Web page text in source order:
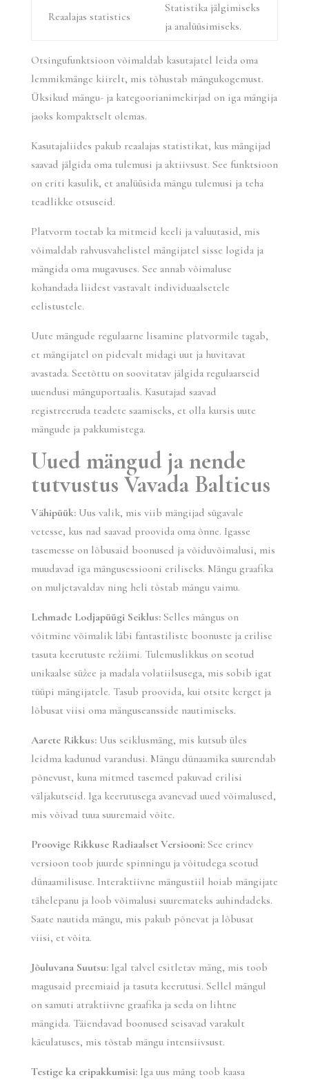
Reaalajas statistics
Statistika jälgimiseks
ja analüüsimiseks.
Otsingufunktsioon võimaldab kasutajatel leida oma
lemmikmänge kiirelt, mis tõhustab mängukogemust.
Üksikud mängu- ja kategoorianimekirjad on iga mängija
jaoks kompaktselt olemas.
Kasutajaliides pakub reaalajas statistikat, kus mängijad
saavad jälgida oma tulemusi ja aktiivsust. See funktsioon
on eriti kasulik, et analüüsida mängu tulemusi ja teha
teadlikke otsuseid.
Platvorm toetab ka mitmeid keeli ja valuutasid, mis
võimaldab rahvusvahelistel mängijatel sisse logida ja
mängida oma mugavuses. See annab võimaluse
kohandada liidest vastavalt individuaalsetele
eelistustele.
Uute mängude regulaarne lisamine platvormile tagab,
et mängijatel on pidevalt midagi uut ja huvitavat
avastada. Seetõttu on soovitatav jälgida regulaarseid
uuendusi mänguportaalis. Kasutajad saavad
registreeruda teadete saamiseks, et olla kursis uute
mängude ja pakkumistega.
Uued mängud ja nende
tutvustus Vavada Balticus
Vähipüük:Uus valik, mis viib mängijad sügavale
vetesse, kus nad saavad proovida oma õnne. Igasse
tasemesse on lõbusaid boonused ja võiduvõimalusi, mis
muudavad iga mängusessiooni eriliseks. Mängu graafika
on muljetavaldav ning heli tõstab mängu vaimu.
Lehmade Lodjapüügi Seiklus:Selles mängus on
võitmine võimalik läbi fantastiliste boonuste ja erilise
tasuta keerutuste režiimi. Tulemuslikkus on seotud
unikaalse süžee ja madala volatiilsusega, mis sobib igat
tüüpi mängijatele. Tasub proovida, kui otsite kerget ja
lõbusat viisi oma mänguseansside nautimiseks.
Aarete Rikkus:Uus seiklusmäng, mis kutsub üles
leidma kadunud varandusi. Mängu dünaamika suurendab
põnevust, kuna mitmed tasemed pakuvad erilisi
väljakutseid. Iga keerutusega avanevad uued võimalused,
mis võivad tuua suuremaid võite.
Proovige Rikkuse Radiaalset Versiooni:See erinev
versioon toob juurde spinningu ja võitudega seotud
dünaamilisuse. Interaktiivne mängustiil hoiab mängijate
tähelepanu ja loob võimalusi suuremateks auhindadeks.
Saate nautida mängu, mis pakub põnevat ja lõbusat
viisi, et võita.
Jõuluvana Suutsu:Igal talvel esitletav mäng, mis toob
magusaid preemiaid ja tasuta keerutusi. Sellel mängul
on samuti atraktiivne graafika ja seda on lihtne
mängida. Täiendavad boonused seisavad varakult
käeulatuses, mis tõstab mängu intensiivsust.
Testige ka eripakkumisi:Iga uus mäng toob kaasa